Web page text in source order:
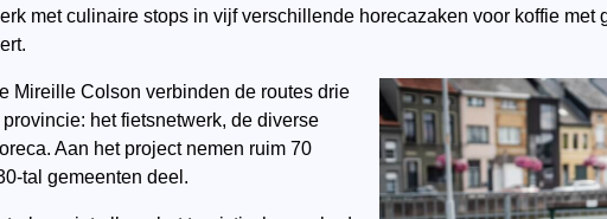
met culinaire stops in vijf verschillende horecazaken voor koffie met
Mireille Colson verbinden de routes drie
het fietsnetwerk, de diverse
Aan het project nemen ruim 70
tal gemeenten deel.